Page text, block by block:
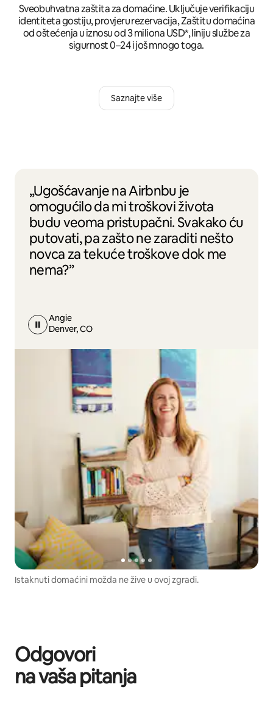
Sveobuhvatna zaštita za domaćine. Uključuje verifikaciju
identiteta gostiju, provjeru rezervacija, Zaštitu domaćina
od oštećenja u iznosu od 3 miliona USD*, liniju službe za
sigurnost 0–24 i još mnogo toga.
Saznajte više
„Ugošćavanje na Airbnbu je
omogućilo da mi troškovi života
budu veoma pristupačni. Svakako ću
putovati, pa zašto ne zaraditi nešto
novca za tekuće troškove dok me
nema?”
Angie
Denver, CO
Istaknuti domaćini možda ne žive u ovoj zgradi.
Odgovori
na vaša pitanja